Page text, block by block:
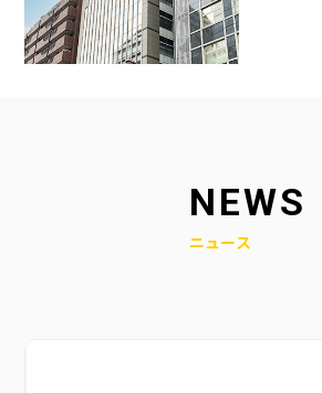
NEWS
ニュース